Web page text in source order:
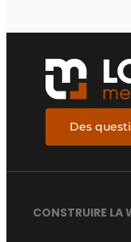
Des
CONSTRUIRE LA